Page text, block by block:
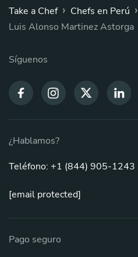
Take a Chef › Chefs en Perú ›
Luis Alonso Martinez Astorga
Síguenos
¿Hablamos?
Teléfono: +1 (844) 905-1243
[email protected]
Pago seguro